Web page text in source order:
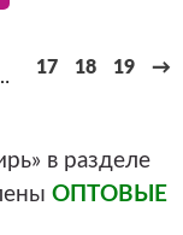
17 18 19 →
в разделе
ОПТОВЫЕ